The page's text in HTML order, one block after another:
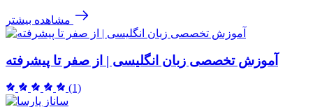
مشاهده بیشتر
آموزش تخصصی زبان انگلیسی | از صفر تا پیشرفته
(1)